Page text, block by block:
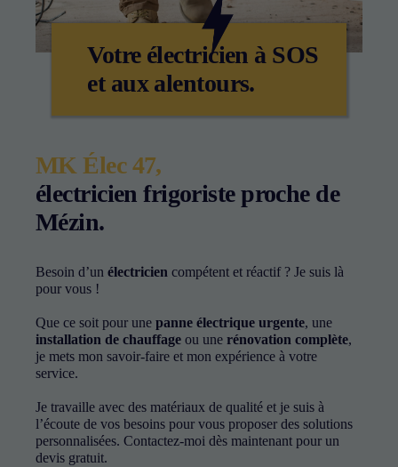
Votre électricien à SOS
et aux alentours.
MK Élec 47,
électricien frigoriste proche de
Mézin.
Besoin d’un électricien compétent et réactif ? Je suis là
pour vous !
Que ce soit pour une panne électrique urgente, une
installation de chauffage ou une rénovation complète,
je mets mon savoir-faire et mon expérience à votre
service.
Je travaille avec des matériaux de qualité et je suis à
l’écoute de vos besoins pour vous proposer des solutions
personnalisées. Contactez-moi dès maintenant pour un
devis gratuit.
Nécessaire
Ces cookies ne
sont nécessaires
au
fonctionnement
Statistiques
Afin que nous